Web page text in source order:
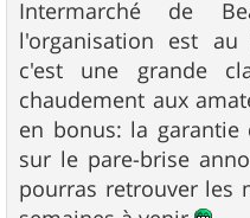
Intermarché de
l'organisation est
c'est une grande
chaudement aux
en bonus: la garantie
sur le pare-brise
pourras retrouver les